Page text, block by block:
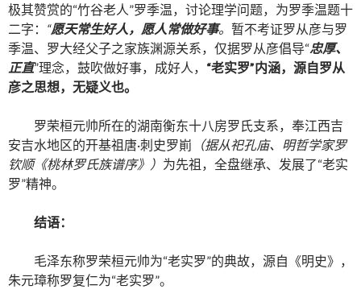
极其赞赏的“竹谷老人”罗季温，讨论理学问题，为罗季温题十
二字： “愿天常生好人，愿人常做好事。 暂不考证罗从彦与罗
季温、罗大经父子之家族渊源关系，仅据罗从彦倡导“忠厚、
正直”理念，鼓吹做好事，成好人， “老实罗”内涵，源自罗从
彦之思想，无疑义也。
罗荣桓元帅所在的湖南衡东十八房罗氏支系，奉江西吉
安吉水地区的开基祖唐·刺史罗崱 （据从祀孔庙、明哲学家罗
钦顺《桃林罗氏族谱序》） 为先祖，全盘继承、发展了“老实
罗”精神。
结语：
毛泽东称罗荣桓元帅为“老实罗”的典故，源自《明史》，
朱元璋称罗复仁为“老实罗”。